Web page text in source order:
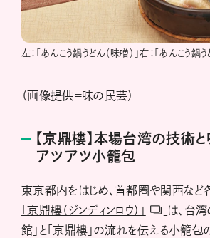
左：「あんこう鍋うどん（味噌）」右：「あんこう鍋う
（画像提供＝味の民芸）
【京鼎樓】本場台湾の技術
アツアツ小籠包
東京都内をはじめ、首都圏や関西など
「京鼎樓（ジンディンロウ）」
は、台
館」と「京鼎樓」の流れを伝える小籠包